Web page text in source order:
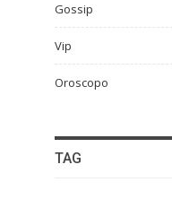
Gossip
Vip
Oroscopo
TAG